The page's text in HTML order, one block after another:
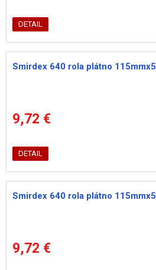
DETAIL
Smirdex 640 rola plátno
9,72 €
DETAIL
Smirdex 640 rola plátno
9,72 €